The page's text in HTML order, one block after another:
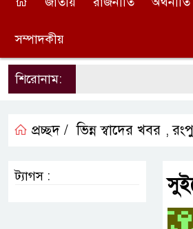
সম্পাদকীয়
শিরোনাম:
প্রচ্ছদ / ভিন্ন স্বাদের খবর ,
ট্যাগস :